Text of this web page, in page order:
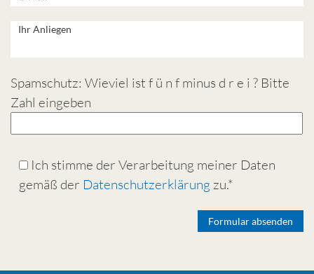
Spamschutz: Wieviel ist f ü n f minus d r e i ? Bitte
Zahl eingeben
Ich stimme der Verarbeitung meiner Daten
gemäß der Datenschutzerklärung zu.*